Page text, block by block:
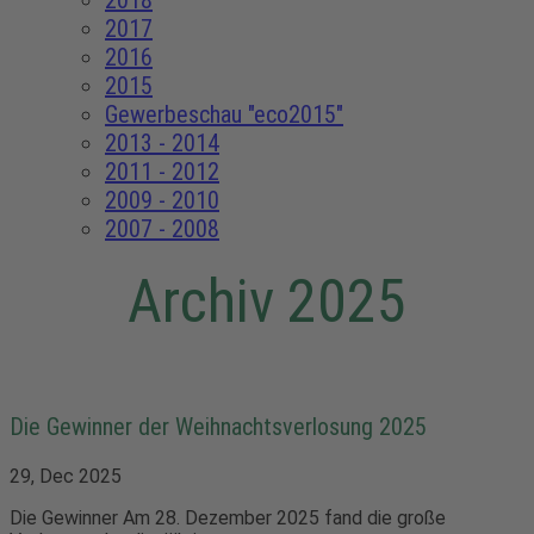
2017
2016
2015
Gewerbeschau "eco2015"
2013 - 2014
2011 - 2012
2009 - 2010
2007 - 2008
Archiv 2025
Die Gewinner der Weihnachtsverlosung 2025
29, Dec 2025
Die Gewinner Am 28. Dezember 2025 fand die große